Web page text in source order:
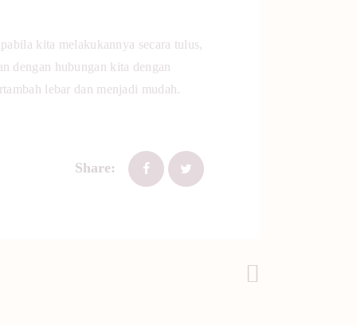
kita melakukannya secara tulus,
dengan hubungan kita dengan
lebar dan menjadi mudah.
Share: